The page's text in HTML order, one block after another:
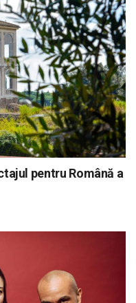
pentru Română a